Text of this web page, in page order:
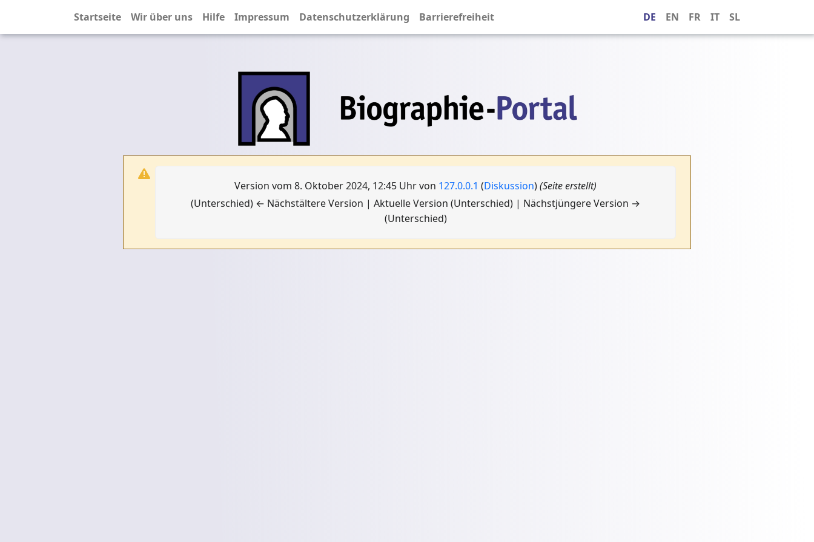
Startseite Wir über uns Hilfe Impressum Datenschutzerklärung Barrierefreiheit DE EN FR IT SL
Version vom 8. Oktober 2024, 12:45 Uhr von 127.0.0.1 (Diskussion)(Seite erstellt)
(Unterschied) ← Nächstältere Version | Aktuelle Version (Unterschied) | Nächstjüngere Version →
(Unterschied)